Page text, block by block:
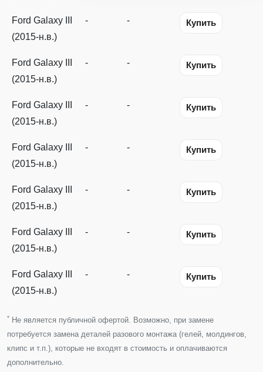
Ford Galaxy III
(2015-н.в.)
- - Купить
Ford Galaxy III
(2015-н.в.)
- - Купить
Ford Galaxy III
(2015-н.в.)
- - Купить
Ford Galaxy III
(2015-н.в.)
- - Купить
Ford Galaxy III
(2015-н.в.)
- - Купить
Ford Galaxy III
(2015-н.в.)
- - Купить
Ford Galaxy III
(2015-н.в.)
- - Купить
* Не является публичной офертой. Возможно, при замене
потребуется замена деталей разового монтажа (гелей, молдингов,
клипс и т.п.), которые не входят в стоимость и оплачиваются
дополнительно.